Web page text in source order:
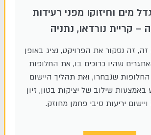
מים וחיזוקו מפני רעידות
– קריית נורדאו, נתניה
זה נסקור את הפרויקט, נציג באופן
שהיו כרוכים בו, את החלופות
שנבחרו, ואת תהליך היישום
שילוב של יציקות בטון, זיון
יריעות סיבי פחמן מחוזק.